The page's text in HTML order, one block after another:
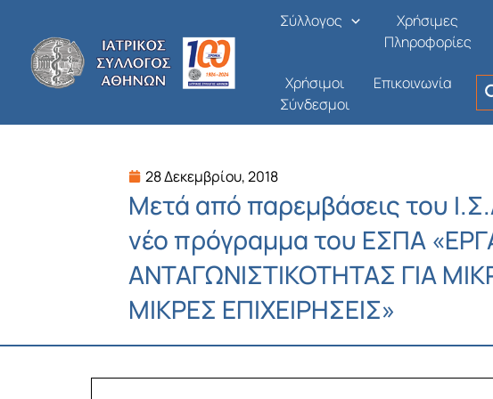
περιεχόμενο
Σύλλογος
Χρήσιμες
Πληροφορίες
Χρήσιμοι
Σύνδεσμοι
Επικοινωνία
28 Δεκεμβρίου, 2018
Μετά από παρεμβάσεις του
νέο πρόγραμμα του ΕΣΠΑ
ΑΝΤΑΓΩΝΙΣΤΙΚΟΤΗΤΑΣ ΓΙΑ
ΜΙΚΡΕΣ ΕΠΙΧΕΙΡΗΣΕΙΣ»